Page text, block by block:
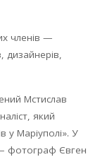
членів —
дизайнерів,
Мстислав
який
у Маріуполі». У
фотограф Євген